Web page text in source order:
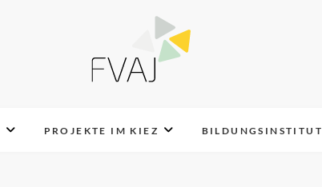
PROJEKTE IM KIEZ BILDUNGSINSTITUT